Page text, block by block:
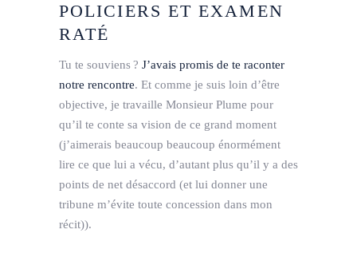
POLICIERS ET EXAMEN
RATÉ
Tu te souviens ? J’avais promis de te raconter
notre rencontre. Et comme je suis loin d’être
objective, je travaille Monsieur Plume pour
qu’il te conte sa vision de ce grand moment
(j’aimerais beaucoup beaucoup énormément
lire ce que lui a vécu, d’autant plus qu’il y a des
points de net désaccord (et lui donner une
tribune m’évite toute concession dans mon
récit)).